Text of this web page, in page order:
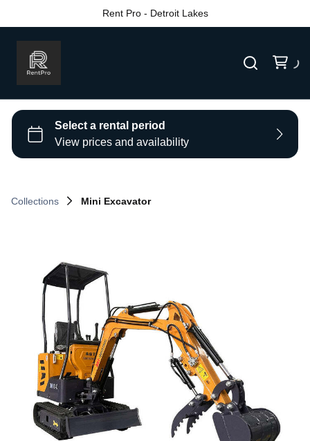
Rent Pro - Detroit Lakes
Collections Mini Excavator